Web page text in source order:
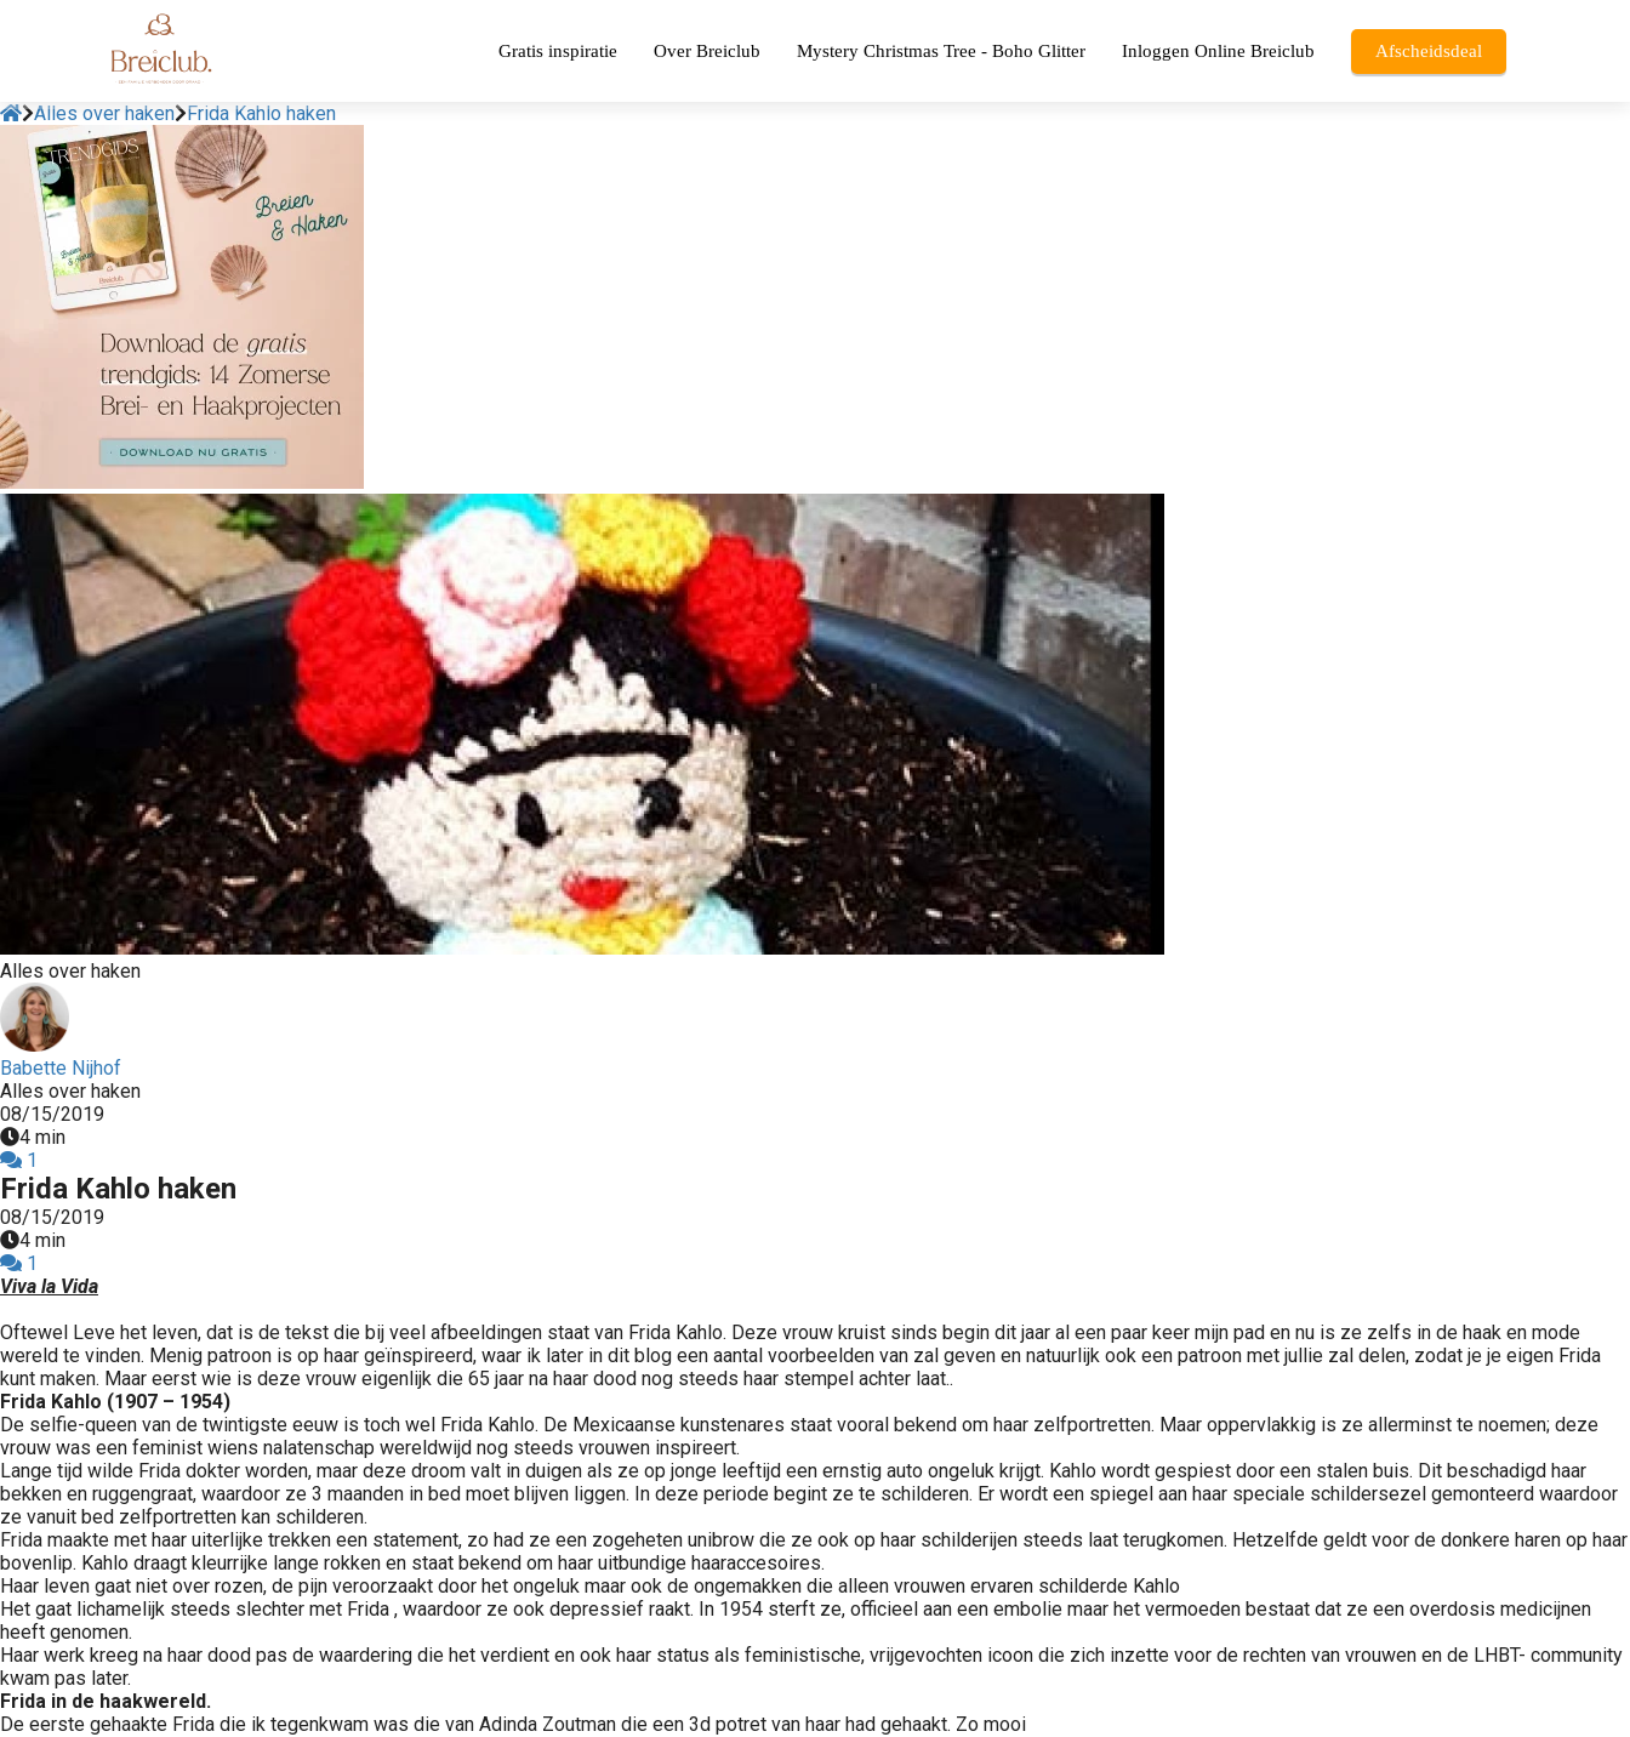
Gratis inspiratie Over Breiclub Mystery Christmas Tree - Boho Glitter Inloggen Online Breiclub Afscheidsdeal
Alles over haken Frida Kahlo haken
Alles over haken
Babette Nijhof
Alles over haken
08/15/2019
4 min
1
Frida Kahlo haken
08/15/2019
4 min
1
Viva la Vida
Oftewel Leve het leven, dat is de tekst die bij veel afbeeldingen staat van Frida Kahlo. Deze vrouw kruist sinds begin dit jaar al een paar keer mijn pad en nu is ze zelfs in de haak en mode
wereld te vinden. Menig patroon is op haar geïnspireerd, waar ik later in dit blog een aantal voorbeelden van zal geven en natuurlijk ook een patroon met jullie zal delen, zodat je je eigen Frida
kunt maken. Maar eerst wie is deze vrouw eigenlijk die 65 jaar na haar dood nog steeds haar stempel achter laat..
Frida Kahlo (1907 – 1954)
De selfie-queen van de twintigste eeuw is toch wel Frida Kahlo. De Mexicaanse kunstenares staat vooral bekend om haar zelfportretten. Maar oppervlakkig is ze allerminst te noemen; deze
vrouw was een feminist wiens nalatenschap wereldwijd nog steeds vrouwen inspireert.
Lange tijd wilde Frida dokter worden, maar deze droom valt in duigen als ze op jonge leeftijd een ernstig auto ongeluk krijgt. Kahlo wordt gespiest door een stalen buis. Dit beschadigd haar
bekken en ruggengraat, waardoor ze 3 maanden in bed moet blijven liggen. In deze periode begint ze te schilderen. Er wordt een spiegel aan haar speciale schildersezel gemonteerd waardoor
ze vanuit bed zelfportretten kan schilderen.
Frida maakte met haar uiterlijke trekken een statement, zo had ze een zogeheten unibrow die ze ook op haar schilderijen steeds laat terugkomen. Hetzelfde geldt voor de donkere haren op haar
bovenlip. Kahlo draagt kleurrijke lange rokken en staat bekend om haar uitbundige haaraccesoires.
Haar leven gaat niet over rozen, de pijn veroorzaakt door het ongeluk maar ook de ongemakken die alleen vrouwen ervaren schilderde Kahlo
Het gaat lichamelijk steeds slechter met Frida , waardoor ze ook depressief raakt. In 1954 sterft ze, officieel aan een embolie maar het vermoeden bestaat dat ze een overdosis medicijnen
heeft genomen.
Haar werk kreeg na haar dood pas de waardering die het verdient en ook haar status als feministische, vrijgevochten icoon die zich inzette voor de rechten van vrouwen en de LHBT- community
kwam pas later.
Frida in de haakwereld.
De eerste gehaakte Frida die ik tegenkwam was die van Adinda Zoutman die een 3d potret van haar had gehaakt. Zo mooi